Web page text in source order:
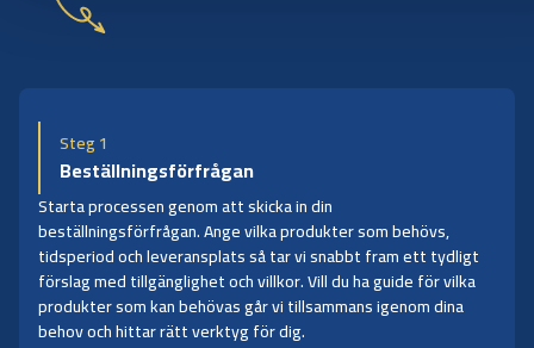
Steg 1
Beställningsförfrågan
Starta processen genom att skicka in din
beställningsförfrågan. Ange vilka produkter som behövs,
tidsperiod och leveransplats så tar vi snabbt fram ett tydligt
förslag med tillgänglighet och villkor. Vill du ha guide för vilka
produkter som kan behövas går vi tillsammans igenom dina
behov och hittar rätt verktyg för dig.